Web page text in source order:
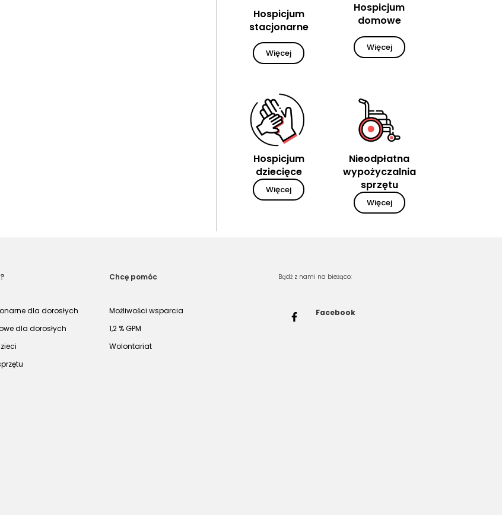
Hospicjum
stacjonarne
Więcej
Hospicjum
domowe
Więcej
Hospicjum
dziecięce
Więcej
Nieodpłatna
wypożyczalnia
sprzętu
Więcej
dla dorosłych
dla dorosłych
Chcę pomóc
Możliwości wsparcia
1,2 % GPM
Wolontariat
Bądź z nami na bieżąco:
Facebook